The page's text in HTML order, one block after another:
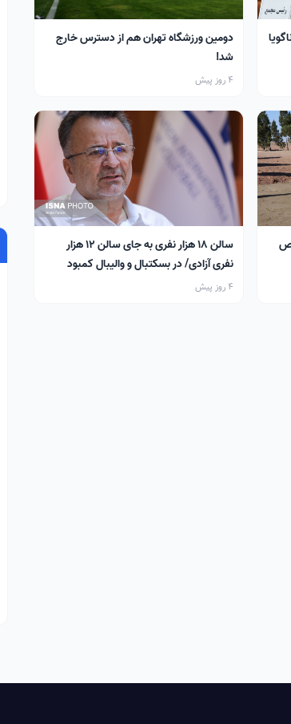
دومین ورزشگاه تهران هم از دسترس خارج
شد!
4 روز پیش
سالن ۱۸ هزار نفری به جای سالن ۱۲ هزار
نفری آزادی/ در بسکتبال و والیبال کمبود
سالن داریم
4 روز پیش